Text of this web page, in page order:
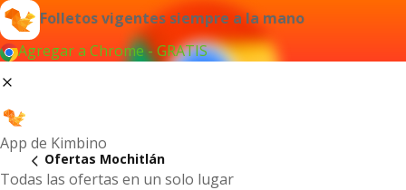
Folletos vigentes siempre a la mano
Agregar a Chrome - GRATIS
App de Kimbino
Todas las ofertas en un solo lugar
Ofertas Mochitlán